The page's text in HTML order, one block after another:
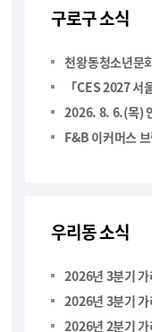
구로구 소식
2026. 8. 6.(목)
우리동 소식
2026년 3분기